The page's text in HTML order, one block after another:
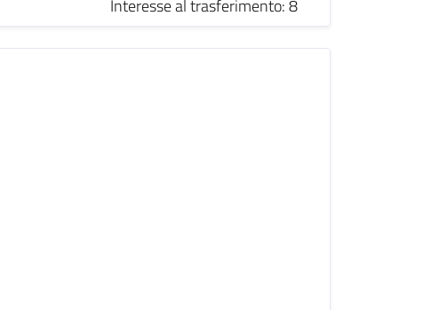
Interesse al trasferimento: 8